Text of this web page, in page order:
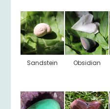
Sandstein Obsidian